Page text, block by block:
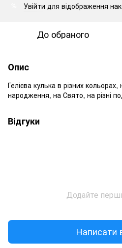
Увійти для відображення
До обраного
Опис
Гелієва кулька в різних
народження, на Свято, на різні
Відгуки
Додайте
Написати